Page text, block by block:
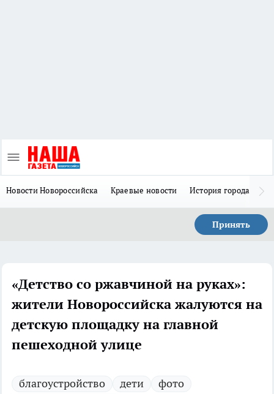
Новости Новороссийска Краевые новости История города Н
Принять
«Детство со ржавчиной на руках»:
жители Новороссийска жалуются на
детскую площадку на главной
пешеходной улице
благоустройство дети
фото